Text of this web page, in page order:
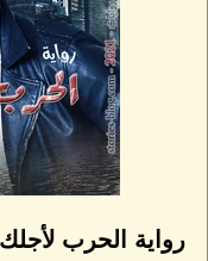
رواية الحرب لأجلك